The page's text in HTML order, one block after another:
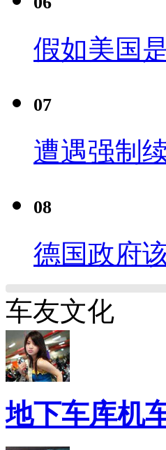
假如美国
07
遭遇强制
08
德国政府
车友文化
地下车库机